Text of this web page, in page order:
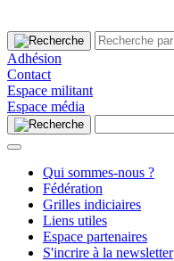
Adhésion
Contact
Espace militant
Espace média
Qui sommes-nous ?
Fédération
Grilles indiciaires
Liens utiles
Espace partenaires
S'incrire à la newsletter